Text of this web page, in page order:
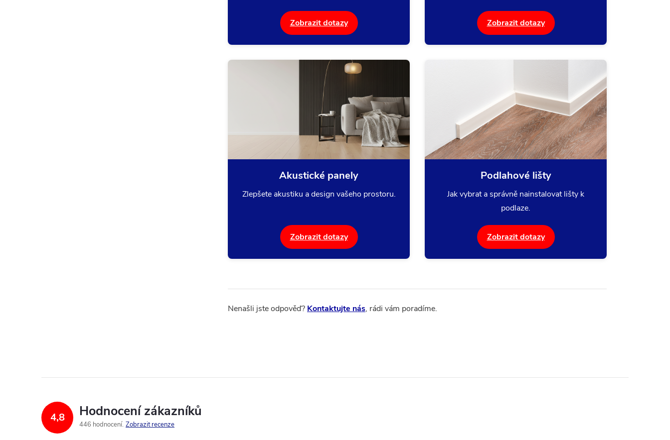
Zobrazit dotazy Zobrazit dotazy
Akustické panely
Zlepšete akustiku a design vašeho prostoru.
Zobrazit dotazy
Podlahové lišty
Jak vybrat a správně nainstalovat lišty k
podlaze.
Zobrazit dotazy
Nenašli jste odpověď? Kontaktujte nás, rádi vám poradíme.
4,8 Hodnocení zákazníků
446 hodnocení Zobrazit recenze